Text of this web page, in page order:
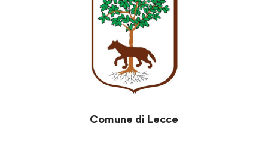
Comune di Lecce